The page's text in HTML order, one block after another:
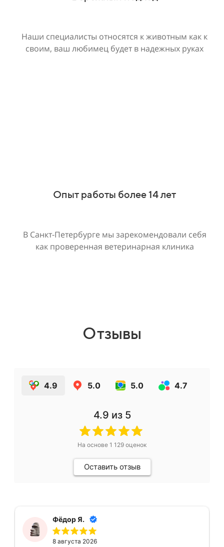
Наши специалисты относятся к животным как к
своим, ваш любимец будет в надежных руках
Опыт работы более 14 лет
В Санкт-Петербурге мы зарекомендовали себя
как проверенная ветеринарная клиника
Отзывы
4.9 5.0 5.0 4.7
4.9 из 5
На основе 1 129 оценок
Оставить отзыв
Фёдор Я.
8 августа 2026